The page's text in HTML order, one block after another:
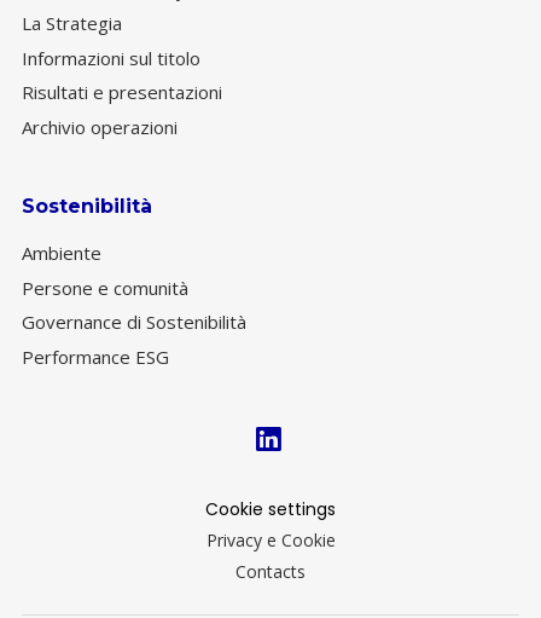
La Strategia
Informazioni sul titolo
Risultati e presentazioni
Archivio operazioni
Sostenibilità
Ambiente
Persone e comunità
Governance di Sostenibilità
Performance ESG
Cookie settings
Privacy e Cookie
Contacts